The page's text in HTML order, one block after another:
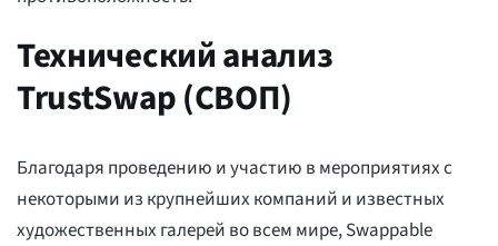
Технический анализ
TrustSwap (СВОП)
Благодаря проведению и участию в мероприятиях с
некоторыми из крупнейших компаний и известных
художественных галерей во всем мире, Swappable